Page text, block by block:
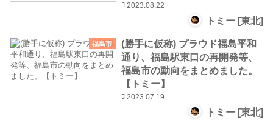
2023.08.22
トミー [東北]
福島市
(勝手に仮称) プラウド福島平和
通り、福島駅東口の再開発等、
福島市の動向をまとめました。
【トミー】
2023.07.19
トミー [東北]